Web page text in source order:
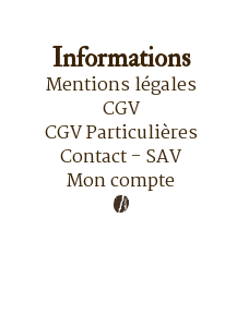
Informations
Mentions légales
CGV
CGV Particulières
Contact - SAV
Mon compte